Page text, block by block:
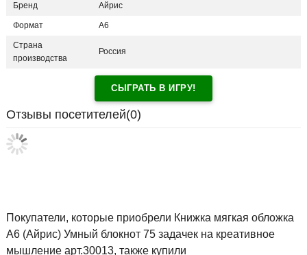
Бренд Айрис
Формат А6
Страна
производства
Россия
СЫГРАТЬ В ИГРУ!
Отзывы посетителей(0)
Покупатели, которые приобрели Книжка мягкая обложка
А6 (Айрис) Умный блокнот 75 задачек на креативное
мышление арт.30013, также купили